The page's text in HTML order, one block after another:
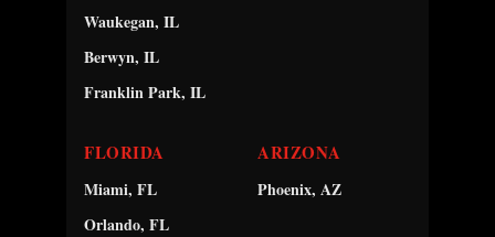
Waukegan, IL
Berwyn, IL
Franklin Park, IL
FLORIDA
Miami, FL
Orlando, FL
ARIZONA
Phoenix, AZ